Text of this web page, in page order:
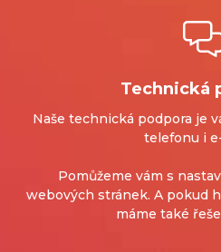
Technická
Naše technická podpora je
telefonu i
Pomůžeme vám s
webových stránek. A pokud
máme také